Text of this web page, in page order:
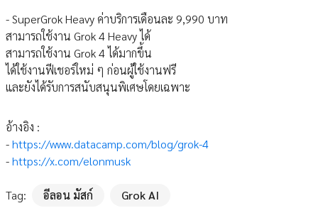
- SuperGrok Heavy ค่าบริการเดือนละ 9,990 บาท
สามารถใช้งาน Grok 4 Heavy ได้
สามารถใช้งาน Grok 4 ได้มากขึ้น
ได้ใช้งานฟีเชอร์ใหม่ ๆ ก่อนผู้ใช้งานฟรี
และยังได้รับการสนับสนุนพิเศษโดยเฉพาะ
อ้างอิง :
-https://www.datacamp.com/blog/grok-4
-https://x.com/elonmusk
Tag: อีลอน มัสก์ Grok AI